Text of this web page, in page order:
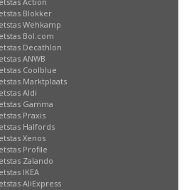
Blokker
Wehkamp
Bol.com
Decathlon
ANWB
Coolblue
Marktplaats
Aldi
Gamma
Praxis
Halfords
Xenos
Profile
Zalando
IKEA
AliExpress